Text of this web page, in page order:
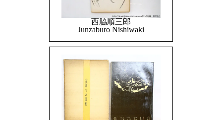
西脇順三郎
Junzaburo Nishiwaki